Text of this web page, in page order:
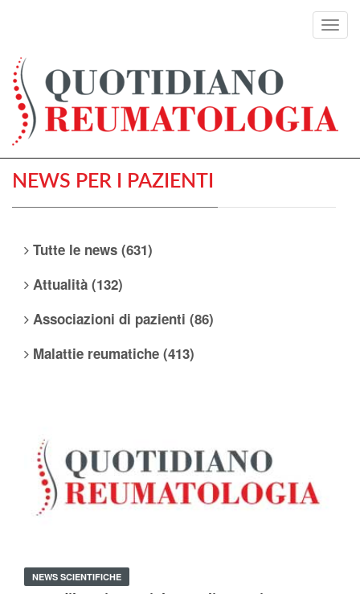
NEWS PER I PAZIENTI
Tutte le news (631)
Attualità (132)
Associazioni di pazienti (86)
Malattie reumatiche (413)
NEWS SCIENTIFICHE